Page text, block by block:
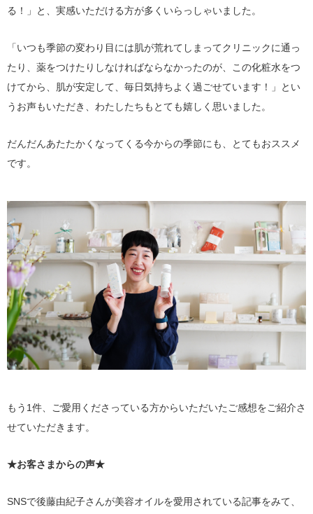
る！」と、実感いただける方が多くいらっしゃいました。
「いつも季節の変わり目には肌が荒れてしまってクリニックに通っ
たり、薬をつけたりしなければならなかったのが、この化粧水をつ
けてから、肌が安定して、毎日気持ちよく過ごせています！」とい
うお声もいただき、わたしたちもとても嬉しく思いました。
だんだんあたたかくなってくる今からの季節にも、とてもおススメ
です。
もう1件、ご愛用くださっている方からいただいたご感想をご紹介さ
せていただきます。
★お客さまからの声★
SNSで後藤由紀子さんが美容オイルを愛用されている記事をみて、